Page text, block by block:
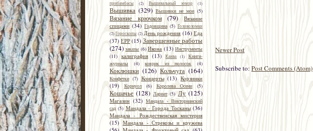
прибамбасы
(2) Вышивальный юмор (1)
Вышивка (329) Вышивки не мои (5)
Вязание крючком (79)
Вязание
спицами (34) Годовщина (5) Головоломки
(2)Гороскопы (2)День рождения (16) Еда
(37) ЕРР (15) Завершенные работы
(274) заказы (6) Икона (13) Инструменты
(11) калиграфия (13) Канва (1) Книги-
журналы
(4) коврик из полосок (4)
Коклюшки (126) Кольчуга (164)
Конфетки (7) Концерты (13) Корзинки
(19)
Корнуол (6) Королева Осени (5)
Кошачье (128) Лариат (5) Лу (125)
Магазин (32) Мандала - Викторианский
сад (5) Мандала - Города Тосканы (36)
Мандала - Рождественская мистерия
(15) Мандала - Стрекозы и кружева
Newer Post
Subscribe to:Post Comments (Atom)